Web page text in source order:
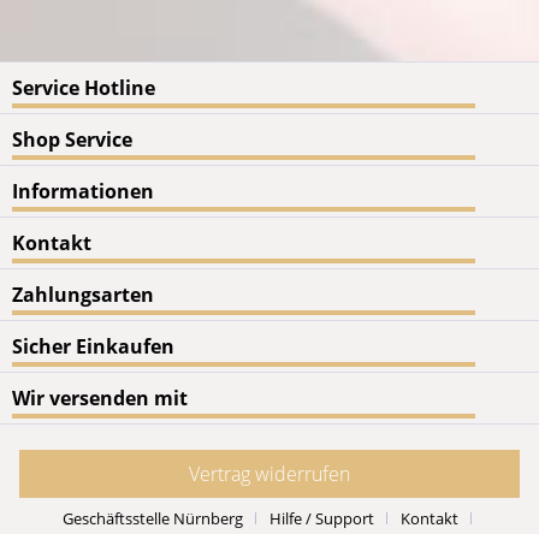
Service Hotline
Shop Service
Informationen
Kontakt
Zahlungsarten
Sicher Einkaufen
Wir versenden mit
Vertrag widerrufen
Geschäftsstelle Nürnberg Hilfe / Support Kontakt